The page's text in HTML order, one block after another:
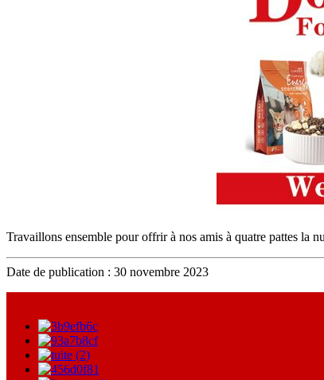
Travaillons ensemble pour offrir à nos amis à quatre pattes la
Date de publication : 30 novembre 2023